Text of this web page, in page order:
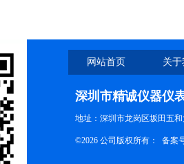
网站首页 关
深圳市精诚仪器仪
地址：深圳市龙岗区坂田五
©2026 公司版权所有： 备案